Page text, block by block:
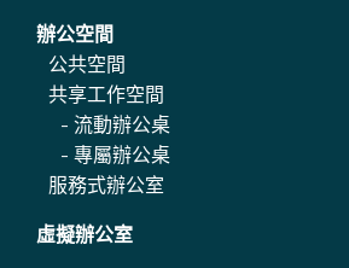
辦公空間
公共空間
共享工作空間
- 流動辦公桌
- 專屬辦公桌
服務式辦公室
虛擬辦公室